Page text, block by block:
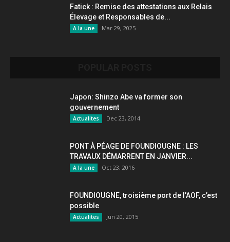
Fatick : Remise des attestations aux Relais
Élevage et Responsables de...
A la une Mar 29, 2025
Japon: Shinzo Abe va former son
gouvernement
Actualites Dec 23, 2014
PONT À PÉAGE DE FOUNDIOUGNE : LES
TRAVAUX DÉMARRENT EN JANVIER...
A la une Oct 23, 2016
FOUNDIOUGNE, troisième port de l’AOF, c’est
possible
Actualites Jun 20, 2015